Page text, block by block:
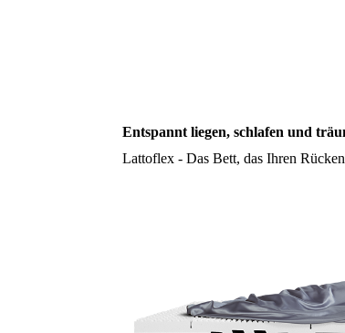
Entspannt liegen, schlafen und
Lattoflex - Das Bett, das Ihren